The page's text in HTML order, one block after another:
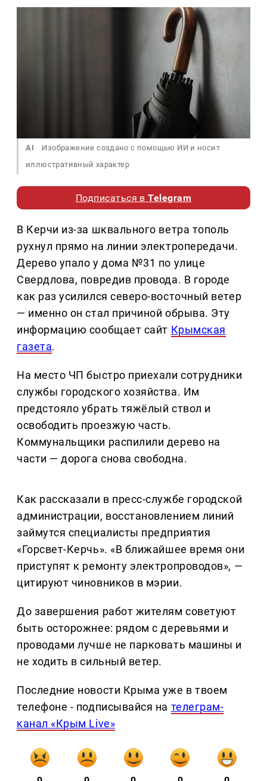
AI
Изображение создано с помощью ИИ и носит
иллюстративный характер
Подписаться вTelegram
В Керчи из-за шквального ветра тополь
рухнул прямо на линии электропередачи.
Дерево упало у дома №31 по улице
Свердлова, повредив провода. В городе
как раз усилился северо-восточный ветер
— именно он стал причиной обрыва. Эту
информацию сообщает сайт Крымская
газета.
На место ЧП быстро приехали сотрудники
службы городского хозяйства. Им
предстояло убрать тяжёлый ствол и
освободить проезжую часть.
Коммунальщики распилили дерево на
части — дорога снова свободна.
Как рассказали в пресс-службе городской
администрации, восстановлением линий
займутся специалисты предприятия
«Горсвет-Керчь». «В ближайшее время они
приступят к ремонту электропроводов», —
цитируют чиновников в мэрии.
До завершения работ жителям советуют
быть осторожнее: рядом с деревьями и
проводами лучше не парковать машины и
не ходить в сильный ветер.
Последние новости Крыма уже в твоем
телефоне - подписывайся на телеграм-
канал «Крым Live»